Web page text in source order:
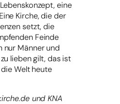
eine
Kirche, die der
setzt, die
Feinde
nur Männer und
lieben gilt, das ist
Welt heute
und KNA